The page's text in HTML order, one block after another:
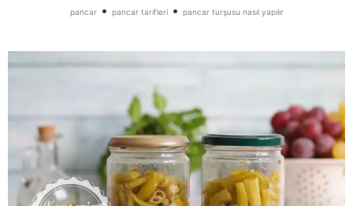
pancar• pancar tarifleri• pancar turşusu nasıl yapılır